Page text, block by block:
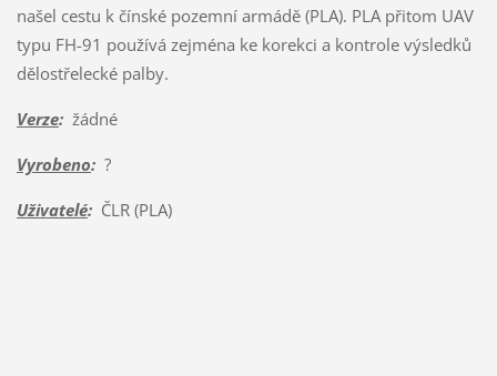
našel cestu k čínské pozemní armádě (PLA). PLA přitom UAV
typu FH-91 používá zejména ke korekci a kontrole výsledků
dělostřelecké palby.
Verze:žádné
Vyrobeno:?
Uživatelé:ČLR (PLA)